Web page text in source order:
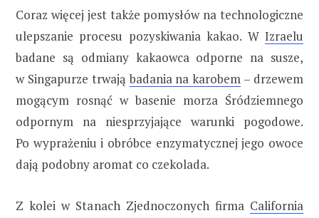
Coraz więcej jest także pomysłów na technologiczne
ulepszanie procesu pozyskiwania kakao. W Izraelu
badane są odmiany kakaowca odporne na susze,
w Singapurze trwająbadania na karobem – drzewem
mogącym rosnąć w basenie morza Śródziemnego
odpornym na niesprzyjające warunki pogodowe.
Po wyprażeniu i obróbce enzymatycznej jego owoce
dają podobny aromat co czekolada.
Z kolei w Stanach Zjednoczonych firma California